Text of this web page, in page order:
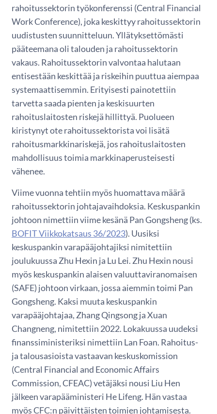
rahoitussektorin työkonferenssi (Central Financial
Work Conference), joka keskittyy rahoitussektorin
uudistusten suunnitteluun. Yllätyksettömästi
pääteemana oli talouden ja rahoitussektorin
vakaus. Rahoitussektorin valvontaa halutaan
entisestään keskittää ja riskeihin puuttua aiempaa
systemaattisemmin. Erityisesti painotettiin
tarvetta saada pienten ja keskisuurten
rahoituslaitosten riskejä hillittyä. Puolueen
kiristynyt ote rahoitussektorista voi lisätä
rahoitusmarkkinariskejä, jos rahoituslaitosten
mahdollisuus toimia markkinaperusteisesti
vähenee.
Viime vuonna tehtiin myös huomattava määrä
rahoitussektorin johtajavaihdoksia. Keskuspankin
johtoon nimettiin viime kesänä Pan Gongsheng (ks.
BOFIT Viikkokatsaus 36/2023). Uusiksi
keskuspankin varapääjohtajiksi nimitettiin
joulukuussa Zhu Hexin ja Lu Lei. Zhu Hexin nousi
myös keskuspankin alaisen valuuttaviranomaisen
(SAFE) johtoon virkaan, jossa aiemmin toimi Pan
Gongsheng. Kaksi muuta keskuspankin
varapääjohtajaa, Zhang Qingsong ja Xuan
Changneng, nimitettiin 2022. Lokakuussa uudeksi
finanssiministeriksi nimettiin Lan Foan. Rahoitus-
ja talousasioista vastaavan keskuskomission
(Central Financial and Economic Affairs
Commission, CFEAC) vetäjäksi nousi Liu Hen
jälkeen varapääministeri He Lifeng. Hän vastaa
myös CFC:n päivittäisten toimien johtamisesta.